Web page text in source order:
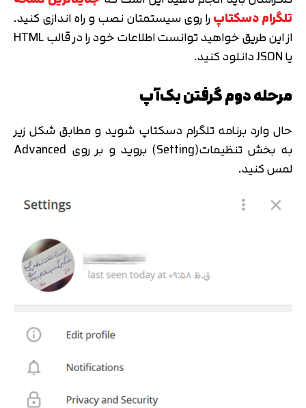
تلگرام دسکتاپرا روی سیستمتان نصب و راه اندازی کنید.
از این طریق خواهید توانست اطلاعات خود را در قالب HTML
یا JSON دانلود کنید.
مرحله دوم گرفتن بک‌آپ
حال وارد برنامه تلگرام دسکتاپ شوید و مطابق شکل زیر
به بخش تنظیمات(Setting) بروید و بر روی Advanced
لمس کنید.